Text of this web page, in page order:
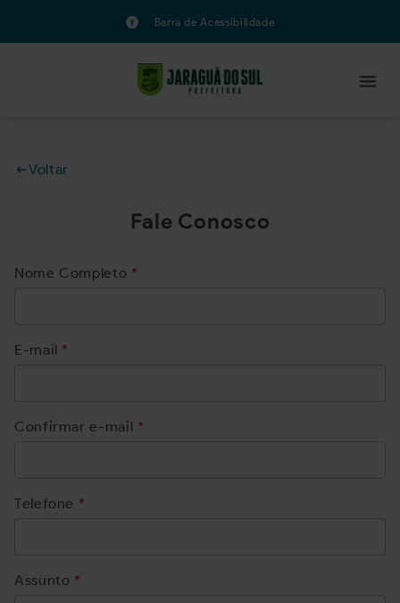
Barra de Acessibilidade
Voltar
Fale Conosco
Nome Completo *
E-mail *
Confirmar e-mail *
Telefone *
Assunto *